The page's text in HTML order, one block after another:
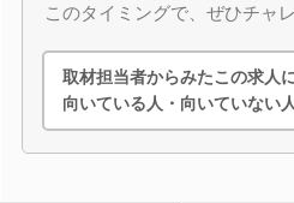
このタイミングで、ぜひチャ
取材担当者からみたこの求人
向いている人・向いていない